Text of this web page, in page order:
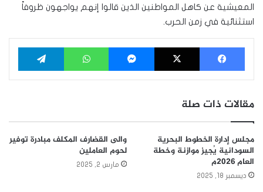
المعيشية عن كاهل المواطنين الذين قالوا إنهم يواجهون ظروفاً
استثنائية في زمن الحرب.
فيسبوك ‫X ماسنجر واتساب
مقالات ذات صلة
مجلس إدارة الخطوط البحرية
السودانية يُجيز موازنة وخطة
العام 2026م
ديسمبر 18, 2025
والى القضارف المكلف مبادرة توفير
لحوم العاملين
مارس 2, 2025